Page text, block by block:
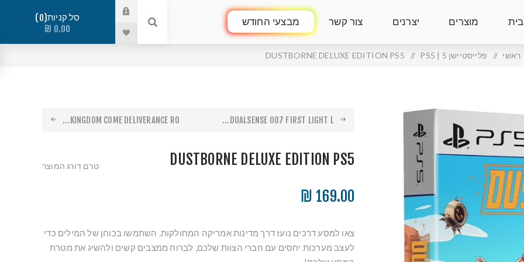
מוצרים יצרנים צור קשר מבצעי החודש סל קניות 0
0.00 ₪
ראשי / פלייסטיישן 5 | PS5 /
DUSTBORNE DELUXE EDITION PS5
DUALSENSE 007 FIRST LIGHT L...
KINGDOM COME DELIVERANCE RO...
DUSTBORNE DELUXE EDITION PS5 טרם דורג המוצר
169.00 ₪
צאו למסע דרכים נועז דרך מדינות אמריקה המחולקות. השתמשו בכוחן של המילים כדי
לעצב מערכות יחסים עם חברי הצוות שלכם, לברוח ממצבים קשים ולהשיג את מטרת